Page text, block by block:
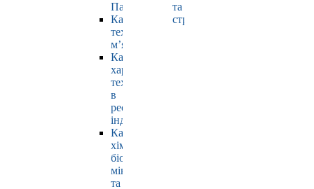
Павлюк
Кафедра
технології
м’яса
Кафедра
харчових
технологій
в
ресторанній
індустрії
Кафедра
хімії,
біохімії,
мікробіології
та
та
страхування